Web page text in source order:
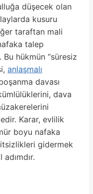
düşecek olan
kusuru
taraftan mali
talep
hükmün “süresiz
anlaşmalı
davası
dava
Karar, evlilik
boyu nafaka
gidermek